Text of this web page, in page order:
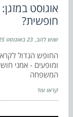
אוגוסט
חופשית?
שוש להב 23 באוגוסט 2025
החופש הגדול
ומופעים - אמני
המשפחה
קראו עוד